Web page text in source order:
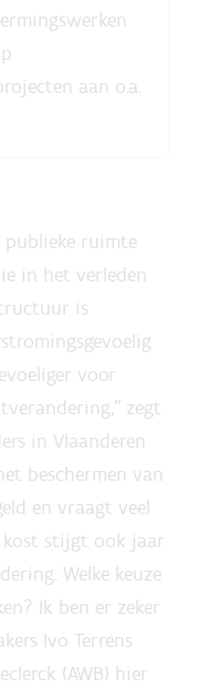
aan o.a.
publieke ruimte
in het verleden
is
voor
zegt
in Vlaanderen
beschermen van
en vraagt veel
kost stijgt ook jaar
Welke keuze
Ik ben er zeker
Ivo Terrens
(AWB) hier